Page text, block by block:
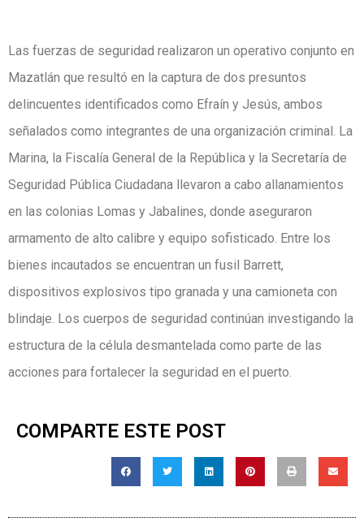
Las fuerzas de seguridad realizaron un operativo conjunto en
Mazatlán que resultó en la captura de dos presuntos
delincuentes identificados como Efraín y Jesús, ambos
señalados como integrantes de una organización criminal. La
Marina, la Fiscalía General de la República y la Secretaría de
Seguridad Pública Ciudadana llevaron a cabo allanamientos
en las colonias Lomas y Jabalines, donde aseguraron
armamento de alto calibre y equipo sofisticado. Entre los
bienes incautados se encuentran un fusil Barrett,
dispositivos explosivos tipo granada y una camioneta con
blindaje. Los cuerpos de seguridad continúan investigando la
estructura de la célula desmantelada como parte de las
acciones para fortalecer la seguridad en el puerto.
COMPARTE ESTE POST